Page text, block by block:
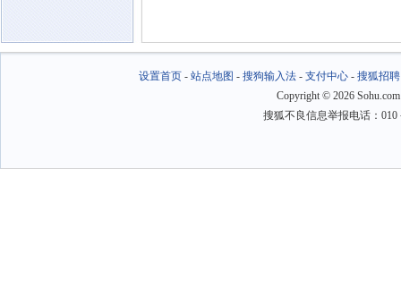
设置首页- 站点地图 - 搜狗输入法- 支付中心- 搜狐招聘
Copyright © 2026
搜狐不良信息举报电话：010